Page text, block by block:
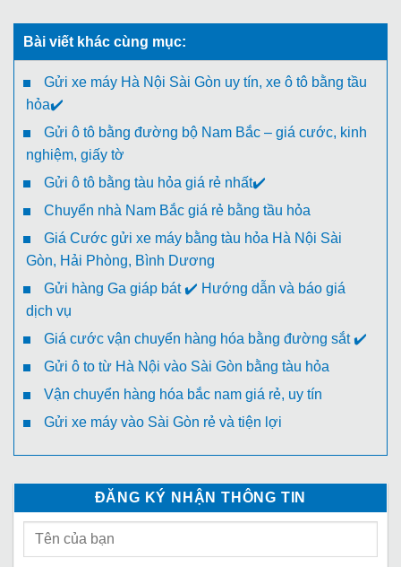
Bài viết khác cùng mục:
Gửi xe máy Hà Nội Sài Gòn uy tín, xe ô tô bằng tầu
hỏa✔️
Gửi ô tô bằng đường bộ Nam Bắc – giá cước, kinh
nghiệm, giấy tờ
Gửi ô tô bằng tàu hỏa giá rẻ nhất✔️
Chuyển nhà Nam Bắc giá rẻ bằng tầu hỏa
Giá Cước gửi xe máy bằng tàu hỏa Hà Nội Sài
Gòn, Hải Phòng, Bình Dương
Gửi hàng Ga giáp bát ✔️ Hướng dẫn và báo giá
dịch vụ
Giá cước vận chuyển hàng hóa bằng đường sắt ✔️
Gửi ô to từ Hà Nội vào Sài Gòn bằng tàu hỏa
Vận chuyển hàng hóa bắc nam giá rẻ, uy tín
Gửi xe máy vào Sài Gòn rẻ và tiện lợi
ĐĂNG KÝ NHẬN THÔNG TIN